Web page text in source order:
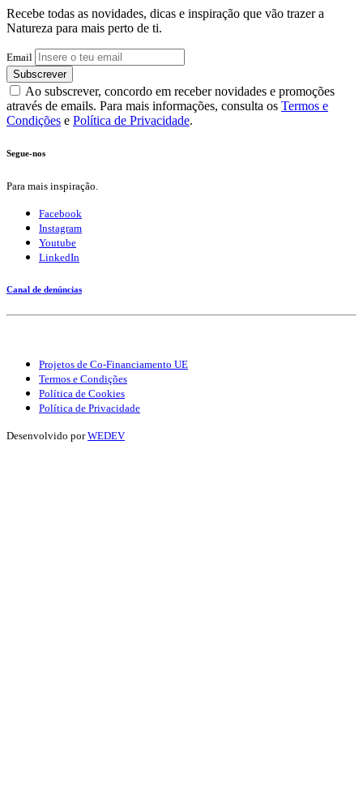
Recebe todas as novidades, dicas e inspiração que vão trazer a
Natureza para mais perto de ti.
Email
Subscrever
Ao subscrever, concordo em receber novidades e promoções
através de emails. Para mais informações, consulta os Termos e
Condições e Política de Privacidade.
Segue-nos
Para mais inspiração.
Facebook
Instagram
Youtube
LinkedIn
Canal de denúncias
Projetos de Co-Financiamento UE
Termos e Condições
Política de Cookies
Política de Privacidade
Desenvolvido porWEDEV